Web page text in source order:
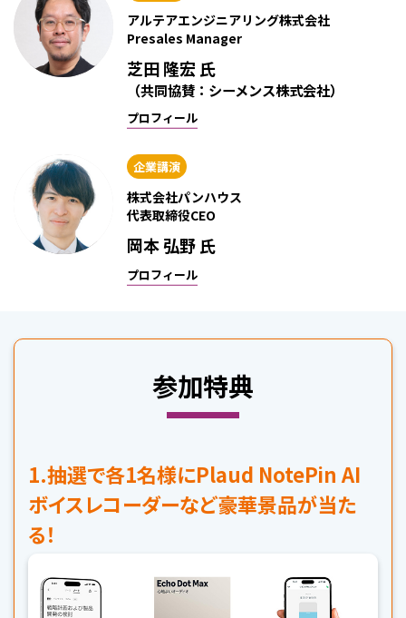
アルテアエンジニアリング株式会社
Presales Manager
芝田 隆宏 氏
（共同協賛：シーメンス株式会社）
プロフィール
企業講演
株式会社パンハウス
代表取締役CEO
岡本 弘野 氏
プロフィール
参加特典
1.抽選で各1名様にPlaud NotePin AI
ボイスレコーダーなど豪華景品が当た
る！